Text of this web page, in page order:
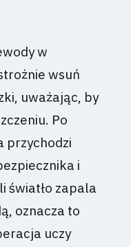
w
wsuń
uważając, by
Po
przychodzi
i
światło zapala
oznacza to
uczy